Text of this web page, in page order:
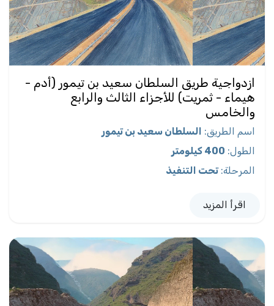
ازدواجية طريق السلطان سعيد بن تيمور (أدم -
هيماء - ثمريت) للأجزاء الثالث والرابع
والخامس
اسم الطريق: السلطان سعيد بن تيمور
الطول: 400 كيلومتر
المرحلة:تحت التنفيذ
اقرأ المزيد